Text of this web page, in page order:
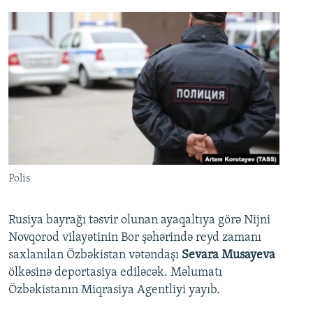
Polis
Rusiya bayrağı təsvir olunan ayaqaltıya görə Nijni
Novqorod vilayətinin Bor şəhərində reyd zamanı
saxlanılan Özbəkistan vətəndaşı Sevara Musayeva
ölkəsinə deportasiya ediləcək. Məlumatı
Özbəkistanın Miqrasiya Agentliyi yayıb.